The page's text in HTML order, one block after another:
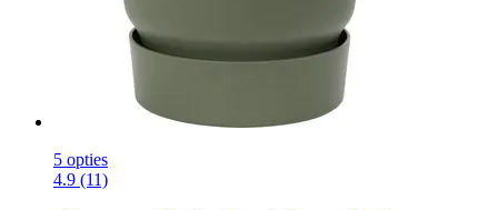
5 opties
4.9 (11)